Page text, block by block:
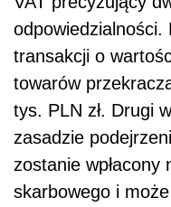
transakcji o
towarów
tys. PLN zł. Drugi
zasadzie
zostanie
skarbowego i